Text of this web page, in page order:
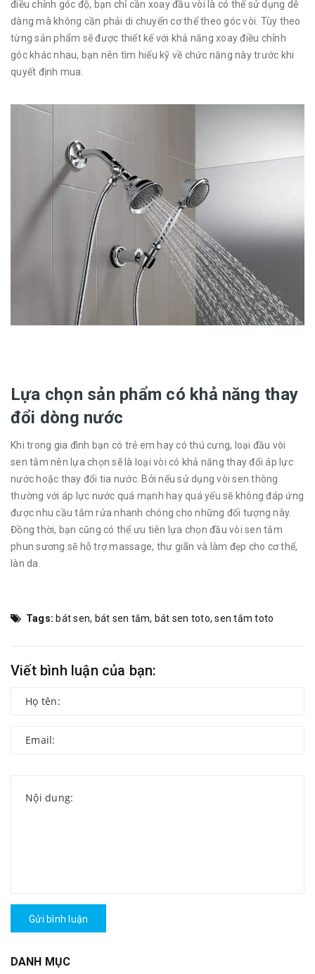
điều chỉnh góc độ, bạn chỉ cần xoay đầu vòi là có thể sử dụng dễ
dàng mà không cần phải di chuyển cơ thể theo góc vòi. Tùy theo
từng sản phẩm sẽ được thiết kế với khả năng xoay điều chỉnh
góc khác nhau, bạn nên tìm hiểu kỹ về chức năng này trước khi
quyết định mua.
Lựa chọn sản phẩm có khả năng thay
đổi dòng nước
Khi trong gia đình bạn có trẻ em hay có thú cưng, loại đầu vòi
sen tắm nên lựa chọn sẽ là loại vòi có khả năng thay đổi áp lực
nước hoặc thay đổi tia nước. Bởi nếu sử dụng vòi sen thông
thường với áp lực nước quá mạnh hay quá yếu sẽ không đáp ứng
được nhu cầu tắm rửa nhanh chóng cho những đối tượng này.
Đồng thời, bạn cũng có thể ưu tiên lựa chọn đầu vòi sen tắm
phun sương sẽ hỗ trợ massage, thư giãn và làm đẹp cho cơ thể,
làn da.
Tags: bát sen, bát sen tắm, bát sen toto,sen tắm toto
Viết bình luận của bạn:
Gửi bình luận
DANH MỤC